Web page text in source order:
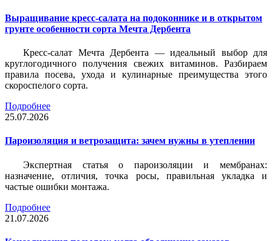
Выращивание кресс-салата на подоконнике и в открытом
грунте особенности сорта Мечта Дербента
Кресс-салат Мечта Дербента — идеальный выбор для
круглогодичного получения свежих витаминов. Разбираем
правила посева, ухода и кулинарные преимущества этого
скороспелого сорта.
Подробнее
25.07.2026
Пароизоляция и ветрозащита: зачем нужны в утеплении
Экспертная статья о пароизоляции и мембранах:
назначение, отличия, точка росы, правильная укладка и
частые ошибки монтажа.
Подробнее
21.07.2026